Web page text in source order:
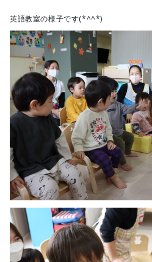
英語教室の様子です(*^^*)